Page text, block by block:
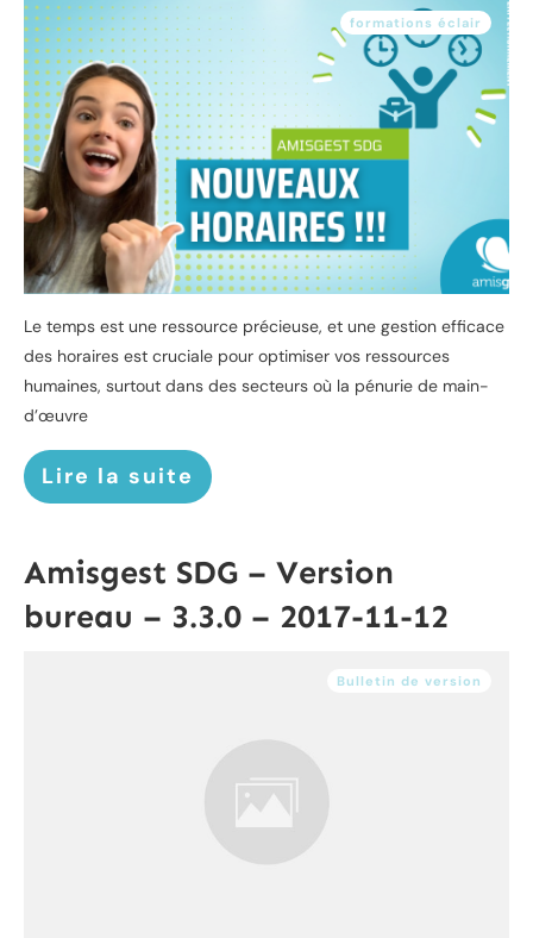
formations éclair
Le temps est une ressource précieuse, et une gestion efficace
des horaires est cruciale pour optimiser vos ressources
humaines, surtout dans des secteurs où la pénurie de main-
d’œuvre
Lire la suite
Amisgest SDG – Version
bureau – 3.3.0 – 2017-11-12
Bulletin de version